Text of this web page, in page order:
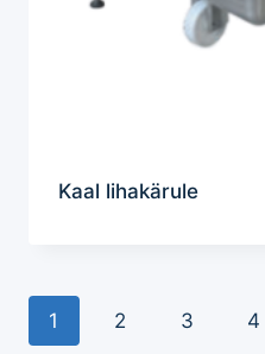
Kaal lihakärule
1 2 3 4